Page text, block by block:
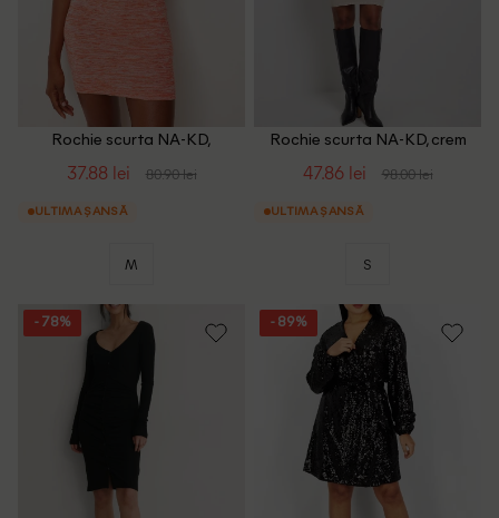
Rochie scurta NA-KD,
37.88 lei 80.90 lei
ULTIMA ȘANSĂ
M
Rochie scurta NA-KD, crem
47.86 lei 98.00 lei
ULTIMA ȘANSĂ
S
- 78% - 89%